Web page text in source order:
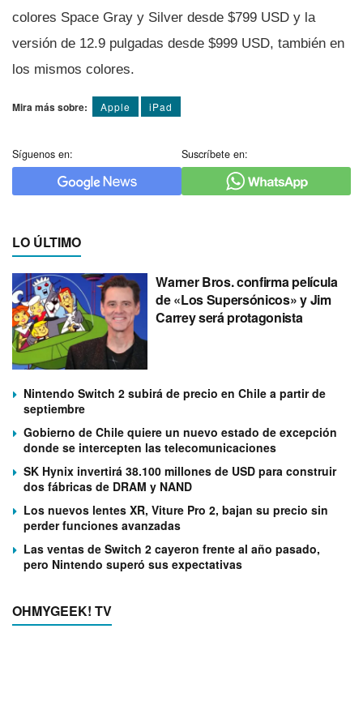
colores Space Gray y Silver desde $799 USD y la
versión de 12.9 pulgadas desde $999 USD, también en
los mismos colores.
Mira más sobre: Apple iPad
Síguenos en: Suscríbete en:
LO ÚLTIMO
Warner Bros. confirma película
de «Los Supersónicos» y Jim
Carrey será protagonista
Nintendo Switch 2 subirá de precio en Chile a partir de
septiembre
Gobierno de Chile quiere un nuevo estado de excepción
donde se intercepten las telecomunicaciones
SK Hynix invertirá 38.100 millones de USD para construir
dos fábricas de DRAM y NAND
Los nuevos lentes XR, Viture Pro 2, bajan su precio sin
perder funciones avanzadas
Las ventas de Switch 2 cayeron frente al año pasado,
pero Nintendo superó sus expectativas
OHMYGEEK! TV